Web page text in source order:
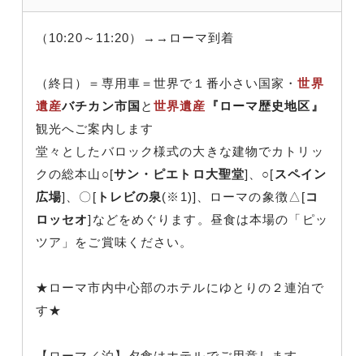
（10:20～11:20）→→ローマ到着
（終日）＝専用車＝世界で１番小さい国家・世界
遺産バチカン市国 と世界遺産 『ローマ歴史地区』
観光へご案内します
堂々としたバロック様式の大きな建物でカトリッ
クの総本山○[サン・ピエトロ大聖堂]、○[ スペイン
広場]、〇[ トレビの泉(※1)]、ローマの象徴△[コ
ロッセオ]などをめぐります。昼食は本場の「ピッ
ツア」をご賞味ください。
★ローマ市内中心部のホテルにゆとりの２連泊で
す★